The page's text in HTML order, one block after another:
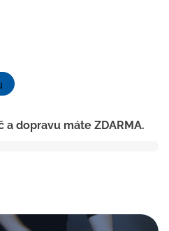
a dopravu máte ZDARMA.